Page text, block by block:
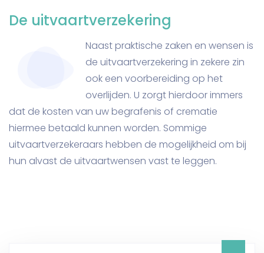
De uitvaartverzekering
Naast praktische zaken en wensen is
de uitvaartverzekering in zekere zin
ook een voorbereiding op het
overlijden. U zorgt hierdoor immers
dat de kosten van uw begrafenis of crematie
hiermee betaald kunnen worden. Sommige
uitvaartverzekeraars hebben de mogelijkheid om bij
hun alvast de uitvaartwensen vast te leggen.